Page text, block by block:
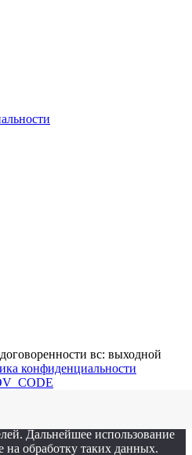
вс: выходной
конфиденциальности
данные об IP-адресе и
Дальнейшее использование
на обработку таких данных.